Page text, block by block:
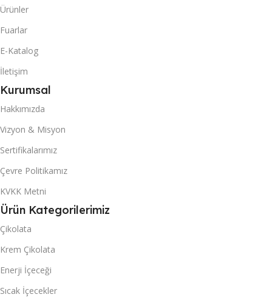
20 DC KONTEYNER
40 DC KONTEYNER
3446
KUTU & (POŞET) İÇI ADET
24
Ürünler
Fuarlar
E-Katalog
İletişim
Kurumsal
Hakkımızda
Vizyon & Misyon
Sertifikalarımız
Çevre Politikamız
KVKK Metni
Ürün Kategorilerimiz
Çikolata
Krem Çikolata
Enerji İçeceği
Sıcak İçecekler